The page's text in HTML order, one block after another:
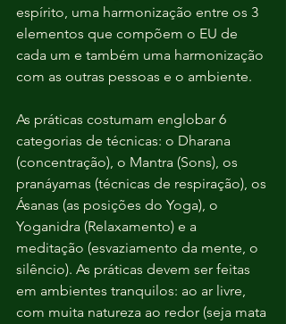
espírito, uma harmonização entre os 3
elementos que compõem o EU de
cada um e também uma harmonização
com as outras pessoas e o ambiente.
As práticas costumam englobar 6
categorias de técnicas: o Dharana
(concentração), o Mantra (Sons), os
pranáyamas (técnicas de respiração), os
Ásanas (as posições do Yoga), o
Yoganidra (Relaxamento) e a
meditação (esvaziamento da mente, o
silêncio). As práticas devem ser feitas
em ambientes tranquilos: ao ar livre,
com muita natureza ao redor (seja mata